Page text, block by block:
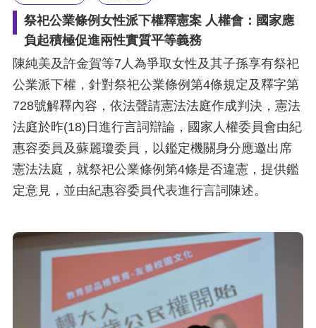
祭祀公業條例女性派下權釋憲案 人權會：國家應
負起積極促進兩性實質平等義務
陳純美及許金賀等7人為爭取女性及其子孫享有祭祀
公業派下權，針對祭祀公業條例第4條規定及釋字第
728號解釋內容，依法聲請憲法法庭作成判決，憲法
法庭於昨(18)日進行言詞辯論，國家人權委員會由紀
惠容委員及蘇麗瓊委員，以鑑定機關身分應邀出席
憲法法庭，就祭祀公業條例第4條是否違憲，提供鑑
定意見，並由紀惠容委員代表進行言詞陳述。